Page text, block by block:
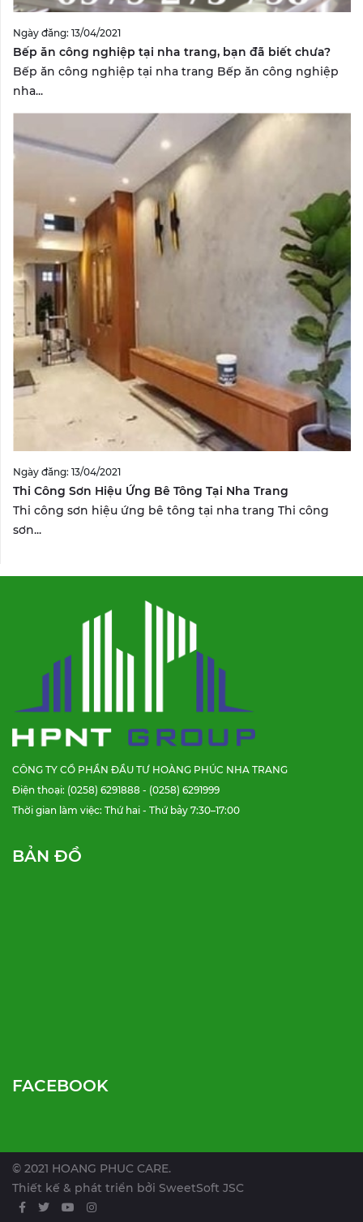
Ngày đăng: 13/04/2021
Bếp ăn công nghiệp tại nha trang, bạn đã biết chưa?
Bếp ăn công nghiệp tại nha trang Bếp ăn công nghiệp
nha...
Ngày đăng: 13/04/2021
Thi Công Sơn Hiệu Ứng Bê Tông Tại Nha Trang
Thi công sơn hiệu ứng bê tông tại nha trang Thi công
sơn...
CÔNG TY CỔ PHẦN ĐẦU TƯ HOÀNG PHÚC NHA TRANG
Điện thoại: (0258) 6291888 - (0258) 6291999
Thời gian làm việc: Thứ hai - Thứ bảy 7:30–17:00
BẢN ĐỒ
FACEBOOK
© 2021 HOANG PHUC CARE.
Thiết kế & phát triển bởi SweetSoft JSC